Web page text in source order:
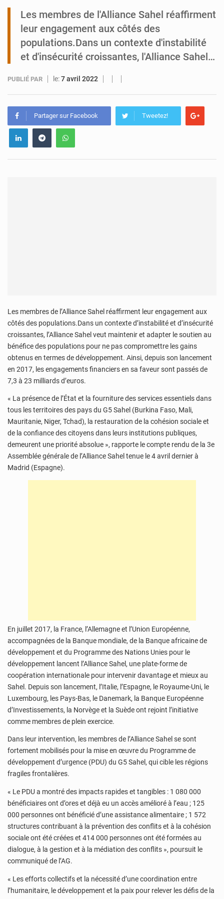
Tibiri : le dialogue, nouveau terrain de jeu pour la paix
Les membres de l'Alliance Sahel réaffirment
leur engagement aux côtés des
populations.Dans un contexte d'instabilité
et d'insécurité croissantes, l'Alliance Sahel…
PUBLIÉ PAR le:7 avril 2022
Partager sur Facebook Tweetez!
Les membres de l’Alliance Sahel réaffirment leur engagement aux
côtés des populations.Dans un contexte d’instabilité et d’insécurité
croissantes, l’Alliance Sahel veut maintenir et adapter le soutien au
bénéfice des populations pour ne pas compromettre les gains
obtenus en termes de développement. Ainsi, depuis son lancement
en 2017, les engagements financiers en sa faveur sont passés de
7,3 à 23 milliards d’euros.
« La présence de l’État et la fourniture des services essentiels dans
tous les territoires des pays du G5 Sahel (Burkina Faso, Mali,
Mauritanie, Niger, Tchad), la restauration de la cohésion sociale et
de la confiance des citoyens dans leurs institutions publiques,
demeurent une priorité absolue », rapporte le compte rendu de la 3e
Assemblée générale de l’Alliance Sahel tenue le 4 avril dernier à
Madrid (Espagne).
En juillet 2017, la France, l’Allemagne et l’Union Européenne,
accompagnées de la Banque mondiale, de la Banque africaine de
développement et du Programme des Nations Unies pour le
développement lancent l’Alliance Sahel, une plate-forme de
coopération internationale pour intervenir davantage et mieux au
Sahel. Depuis son lancement, l’Italie, l’Espagne, le Royaume-Uni, le
Luxembourg, les Pays-Bas, le Danemark, la Banque Européenne
d’Investissements, la Norvège et la Suède ont rejoint l’initiative
comme membres de plein exercice.
Dans leur intervention, les membres de l’Alliance Sahel se sont
fortement mobilisés pour la mise en œuvre du Programme de
développement d’urgence (PDU) du G5 Sahel, qui cible les régions
fragiles frontalières.
« Le PDU a montré des impacts rapides et tangibles : 1 080 000
bénéficiaires ont d’ores et déjà eu un accès amélioré à l’eau ; 125
000 personnes ont bénéficié d’une assistance alimentaire ; 1 572
structures contribuant à la prévention des conflits et à la cohésion
sociale ont été créées et 414 000 personnes ont été formées au
dialogue, à la gestion et à la médiation des conflits », poursuit le
communiqué de l’AG.
« Les efforts collectifs et la nécessité d’une coordination entre
l’humanitaire, le développement et la paix pour relever les défis de la